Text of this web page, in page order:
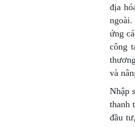
địa
ứng
công
và
Nhập
thanh
đầu